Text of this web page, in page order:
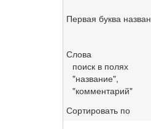
Первая буква
Слова
поиск в полях
"название",
"комментарий"
Сортировать по